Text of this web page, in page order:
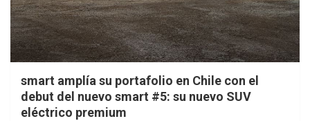
smart amplía su portafolio en Chile con el
debut del nuevo smart #5: su nuevo SUV
eléctrico premium